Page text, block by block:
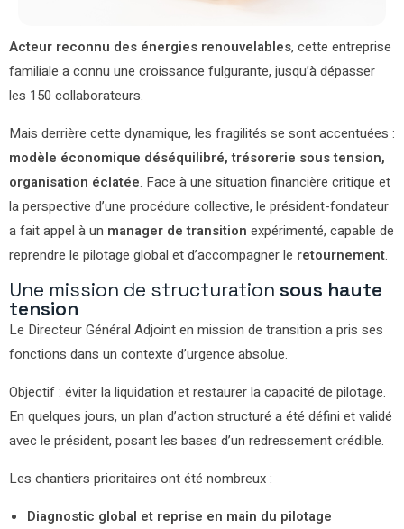
Acteur reconnu des énergies renouvelables, cette entreprise
familiale a connu une croissance fulgurante, jusqu’à dépasser
les 150 collaborateurs.
Mais derrière cette dynamique, les fragilités se sont accentuées :
modèle économique déséquilibré, trésorerie sous tension,
organisation éclatée. Face à une situation financière critique et
la perspective d’une procédure collective, le président-fondateur
a fait appel à un manager de transition expérimenté, capable de
reprendre le pilotage global et d’accompagner le retournement.
Une mission de structuration sous haute
tension
Le Directeur Général Adjoint en mission de transition a pris ses
fonctions dans un contexte d’urgence absolue.
Objectif : éviter la liquidation et restaurer la capacité de pilotage.
En quelques jours, un plan d’action structuré a été défini et validé
avec le président, posant les bases d’un redressement crédible.
Les chantiers prioritaires ont été nombreux :
Diagnostic global et reprise en main du pilotage